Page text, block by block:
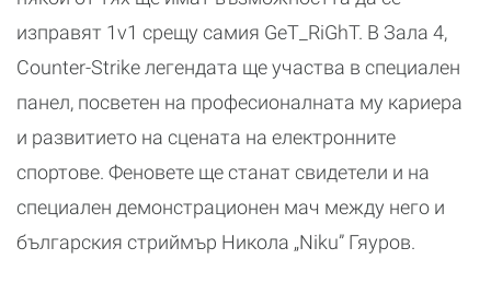
изправят 1v1 срещу самия GeT_RiGhT. В Зала 4,
Counter-Strike легендата ще участва в специален
панел, посветен на професионалната му кариера
и развитието на сцената на електронните
спортове. Феновете ще станат свидетели и на
специален демонстрационен мач между него и
българския стриймър Никола „Niku” Гяуров.